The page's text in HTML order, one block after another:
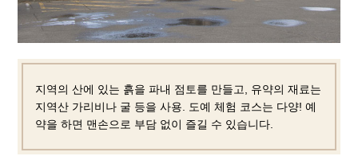
지역의 산에 있는 흙을 파내 점토를 만들고, 유약의 재료는
지역산 가리비나 굴 등을 사용. 도예 체험 코스는 다양! 예
약을 하면 맨손으로 부담 없이 즐길 수 있습니다.